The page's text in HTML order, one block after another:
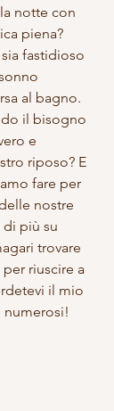
notte con
piena?
fastidioso
al bagno.
il bisogno
e
riposo? E
fare per
nostre
di più su
trovare
riuscire a
il mio